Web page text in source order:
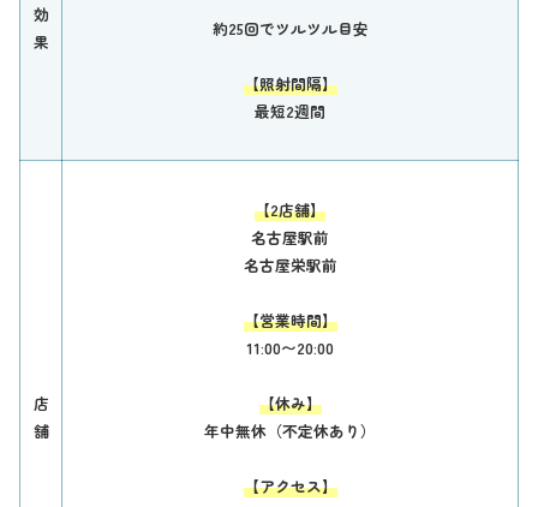
効
果
約25回でツルツル目安
【照射間隔】
最短2週間
店
舗
【2店舗】
名古屋駅前
名古屋栄駅前
【営業時間】
11:00〜20:00
【休み】
年中無休（不定休あり）
【アクセス】